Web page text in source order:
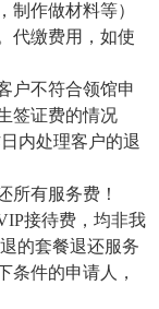
制作做材料等）
代缴费用，如使
户不符合领馆申
签证费的情况
内处理客户的退
所有服务费！
接待费，均非我
的套餐退还服务
条件的申请人，